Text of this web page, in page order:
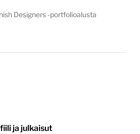
Designers -portfolioalusta
ja julkaisut